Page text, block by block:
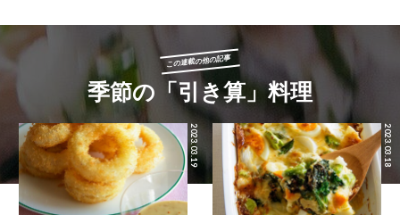
この連載の他の記事
季節の「引き算」料理
2023.03.19 2023.03.18